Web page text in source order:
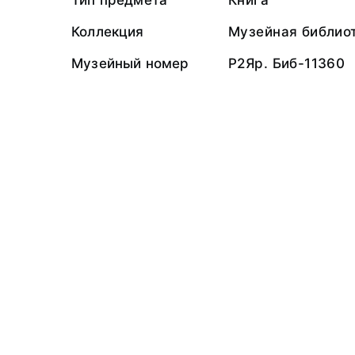
Коллекция
Музейная
Музейный номер
Р2Яр. Биб-11360